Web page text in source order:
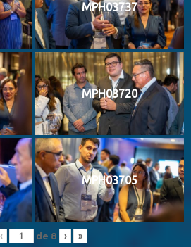
MPH03737
MPH03720
MPH03705
‹ de 8 › »